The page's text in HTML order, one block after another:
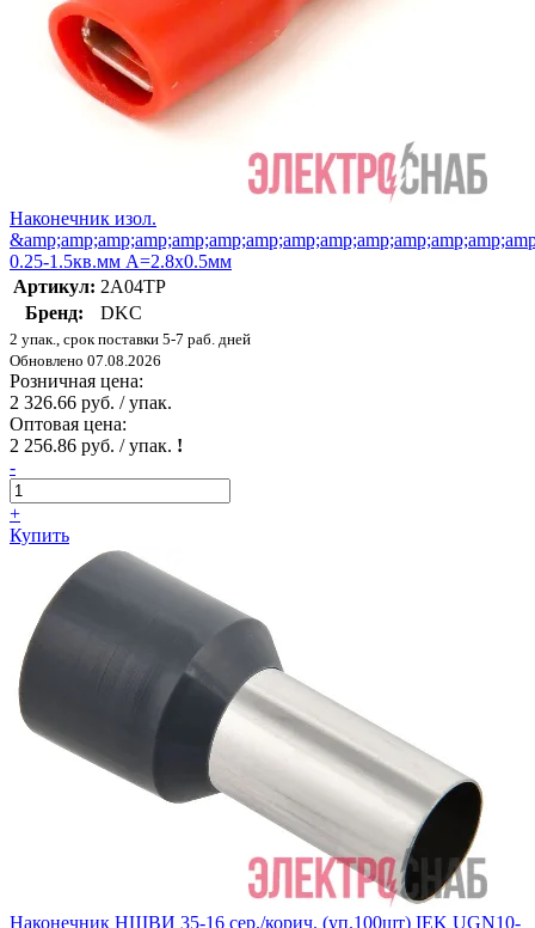
Наконечник изол.
0.25-1.5кв.мм А=2.8х0.5мм
Артикул: 2A04TP
Бренд:
DKC
2 упак., срок поставки 5-7 раб. дней
Обновлено 07.08.2026
Розничная цена:
2 326.66 руб. / упак.
Оптовая цена:
2 256.86 руб. / упак. !
-
+
Купить
Наконечник НШВИ 35-16 сер./корич. (уп.100шт) IEK UGN10-